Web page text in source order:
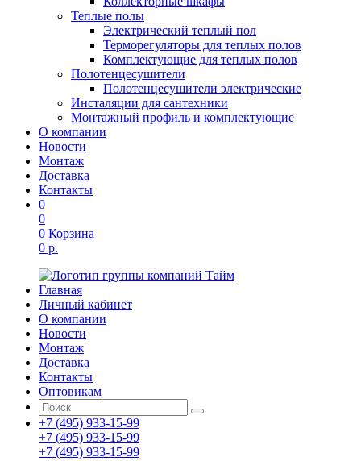
Теплые полы
Электрический теплый пол
Терморегуляторы для теплых полов
Комплектующие для теплых полов
Полотенцесушители
Полотенцесушители электрические
Инсталяции для сантехники
Монтажный профиль и комплектующие
О компании
Новости
Монтаж
Доставка
Контакты
0
0
0 Корзина
0 р.
Главная
Личный кабинет
О компании
Новости
Монтаж
Доставка
Контакты
Оптовикам
+7 (495) 933-15-99
+7 (495) 933-15-99
+7 (495) 933-15-99